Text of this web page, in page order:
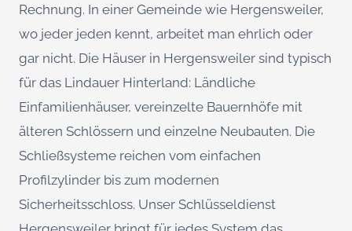
Rechnung. In einer Gemeinde wie Hergensweiler,
wo jeder jeden kennt, arbeitet man ehrlich oder
gar nicht. Die Häuser in Hergensweiler sind typisch
für das Lindauer Hinterland: Ländliche
Einfamilienhäuser, vereinzelte Bauernhöfe mit
älteren Schlössern und einzelne Neubauten. Die
Schließsysteme reichen vom einfachen
Profilzylinder bis zum modernen
Sicherheitsschloss. Unser Schlüsseldienst